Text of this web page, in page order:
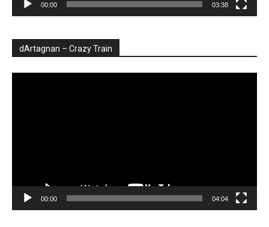
00:00 03:38
dArtagnan – Crazy Train
00:00 04:04